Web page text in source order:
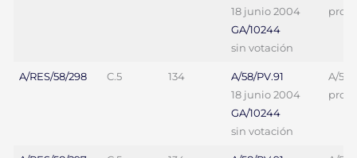
18 junio 2004
GA/10244
sin votación
proy.
A/RES/58/298 C.5 134
A/58/PV.91
18 junio 2004
GA/10244
sin votación
A/58/
proy.